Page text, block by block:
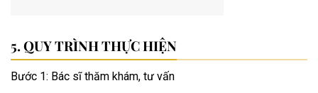
QUY TRÌNH THỰC HIỆN
Bước 1: Bác sĩ thăm khám, tư vấn